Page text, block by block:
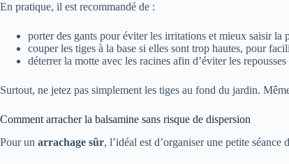
En pratique, il est recommandé de :
porter des gants pour éviter les irritations et mieux saisir la
couper les tiges à la base si elles sont trop hautes, pour
déterrer la motte avec les racines afin d’éviter les repousses
Surtout, ne jetez pas simplement les tiges au fond du jardin.
Comment arracher la balsamine sans risque de dispersion
Pour un arrachage sûr, l’idéal est d’organiser une petite